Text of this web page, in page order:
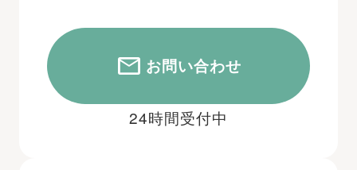
お問い合わせ
24時間受付中